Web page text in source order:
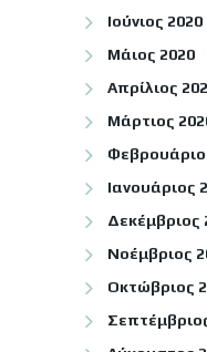
Ιούνιος 2020
Μάιος 2020
Απρίλιος
Μάρτιος
Ιανουάριος
Δεκέμβριος
Νοέμβριος
Οκτώβριος